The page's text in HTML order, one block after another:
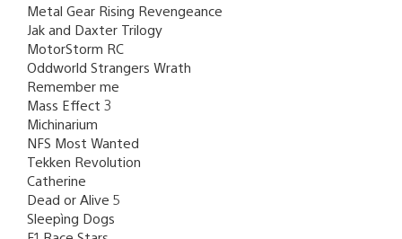
Metal Gear Rising Revengeance
Jak and Daxter Trilogy
MotorStorm RC
Oddworld Strangers Wrath
Remember me
Mass Effect 3
Michinarium
NFS Most Wanted
Tekken Revolution
Catherine
Dead or Alive 5
Sleepìng Dogs